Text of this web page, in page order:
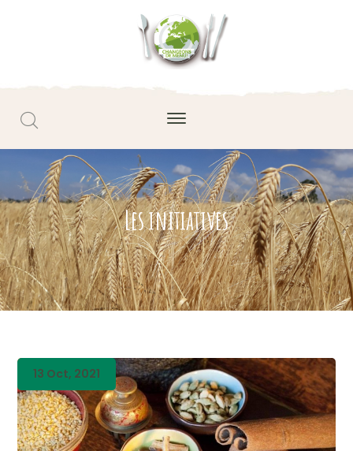
Les initiatives
13 Oct, 2021